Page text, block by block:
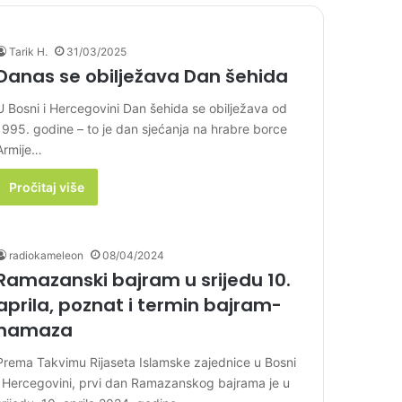
Tarik H. 31/03/2025
se obilježava Dan šehida
Bosni i Hercegovini Dan šehida se obilježava od
godine – to je dan sjećanja na hrabre borce
Pročitaj više
radiokameleon 08/04/2024
bajram u srijedu 10.
poznat i termin bajram-
Takvimu Rijaseta Islamske zajednice u Bosni
prvi dan Ramazanskog bajrama je u